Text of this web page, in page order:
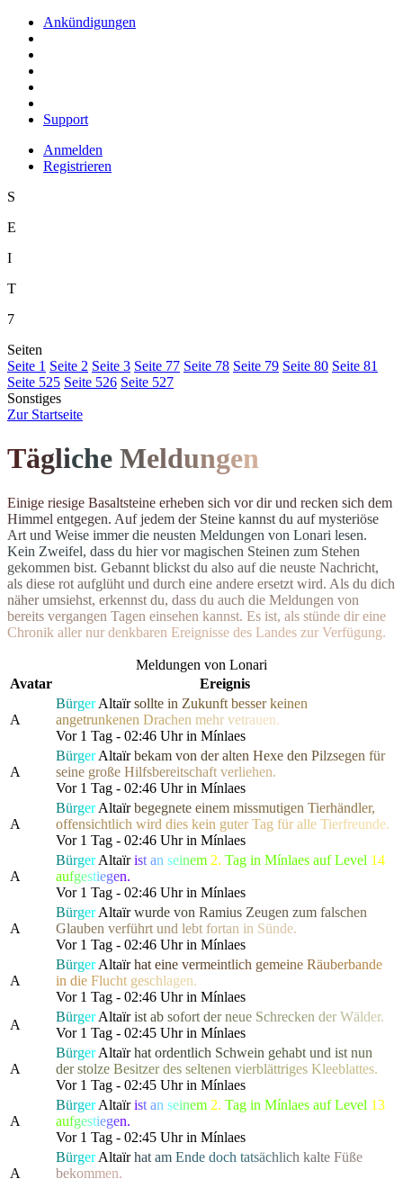
Ankündigungen
Support
Anmelden
Registrieren
S
E
I
T
7
Seiten
Seite 1 Seite 2 Seite 3 Seite 77 Seite 78 Seite 79 Seite 80 Seite 81
Seite 525 Seite 526 Seite 527
Sonstiges
Zur Startseite
Tägliche Meldungen
Einige riesige Basaltsteine erheben sich vor dir und recken sich dem
Himmel entgegen. Auf jedem der Steine kannst du auf mysteriöse
Art und Weise immer die neusten Meldungen von Lonari lesen.
Kein Zweifel, dass du hier vor magischen Steinen zum Stehen
gekommen bist. Gebannt blickst du also auf die neuste Nachricht,
als diese rot aufglüht und durch eine andere ersetzt wird. Als du dich
näher umsiehst, erkennst du, dass du auch die Meldungen von
bereits vergangen Tagen einsehen kannst. Es ist, als stünde dir eine
Chronik aller nur denkbaren Ereignisse des Landes zur Verfügung.
Meldungen von Lonari
Avatar
Ereignis
A
BürgerAltaïrsollte in Zukunft besser keinen
angetrunkenen Drachen mehr vetrauen.
Vor 1 Tag - 02:46 Uhr in Mínlaes
A
BürgerAltaïrbekam von der alten Hexe den Pilzsegen für
seine große Hilfsbereitschaft verliehen.
Vor 1 Tag - 02:46 Uhr in Mínlaes
A
BürgerAltaïrbegegnete einem missmutigen Tierhändler,
offensichtlich wird dies kein guter Tag für alle Tierfreunde.
Vor 1 Tag - 02:46 Uhr in Mínlaes
A
BürgerAltaïrist an seinem 2. Tag in Mínlaes auf Level 14
aufgestiegen.
Vor 1 Tag - 02:46 Uhr in Mínlaes
A
BürgerAltaïrwurde von Ramius Zeugen zum falschen
Glauben verführt und lebt fortan in Sünde.
Vor 1 Tag - 02:46 Uhr in Mínlaes
A
BürgerAltaïrhat eine vermeintlich gemeine Räuberbande
in die Flucht geschlagen.
Vor 1 Tag - 02:46 Uhr in Mínlaes
A
BürgerAltaïrist ab sofort der neue Schrecken der Wälder.
Vor 1 Tag - 02:45 Uhr in Mínlaes
A
BürgerAltaïrhat ordentlich Schwein gehabt und ist nun
der stolze Besitzerdes seltenen vierblättriges Kleeblattes.
Vor 1 Tag - 02:45 Uhr in Mínlaes
A
BürgerAltaïrist an seinem 2. Tag in Mínlaes auf Level 13
aufgestiegen.
Vor 1 Tag - 02:45 Uhr in Mínlaes
A
BürgerAltaïrhat am Ende doch tatsächlich kalte Füße
bekommen.